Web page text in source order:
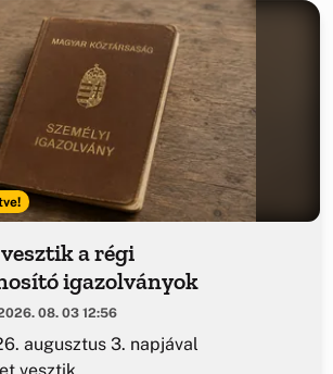
a régi
igazolványok
08. 03 12:56
augusztus 3. napjával